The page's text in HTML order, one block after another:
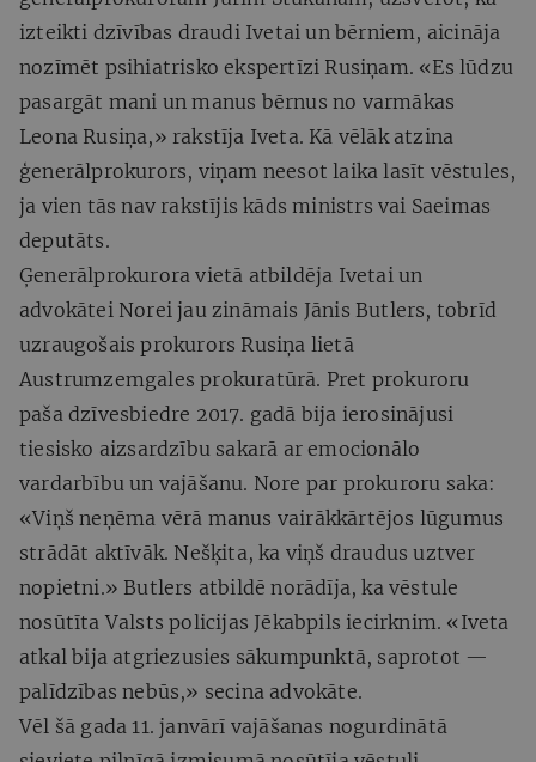
izteikti dzīvības draudi Ivetai un bērniem, aicināja
nozīmēt psihiatrisko ekspertīzi Rusiņam. «Es lūdzu
pasargāt mani un manus bērnus no varmākas
Leona Rusiņa,» rakstīja Iveta. Kā vēlāk atzina
ģenerālprokurors, viņam neesot laika lasīt vēstules,
ja vien tās nav rakstījis kāds ministrs vai Saeimas
deputāts.
Ģenerālprokurora vietā atbildēja Ivetai un
advokātei Norei jau zināmais Jānis Butlers, tobrīd
uzraugošais prokurors Rusiņa lietā
Austrumzemgales prokuratūrā. Pret prokuroru
paša dzīvesbiedre 2017. gadā bija ierosinājusi
tiesisko aizsardzību sakarā ar emocionālo
vardarbību un vajāšanu. Nore par prokuroru saka:
«Viņš neņēma vērā manus vairākkārtējos lūgumus
strādāt aktīvāk. Nešķita, ka viņš draudus uztver
nopietni.» Butlers atbildē norādīja, ka vēstule
nosūtīta Valsts policijas Jēkabpils iecirknim. «Iveta
atkal bija atgriezusies sākumpunktā, saprotot —
palīdzības nebūs,» secina advokāte.
Vēl šā gada 11. janvārī vajāšanas nogurdinātā